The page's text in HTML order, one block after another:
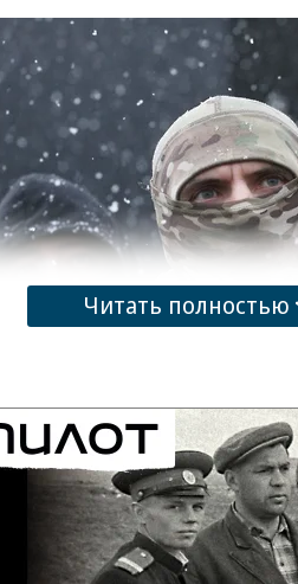
статус ветеранов и инвалидов
Читать полностью